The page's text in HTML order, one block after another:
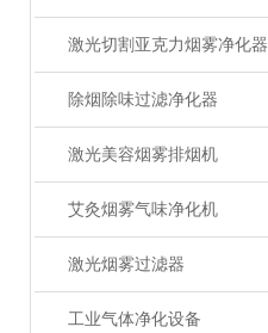
激光切割亚克力烟雾净化器
除烟除味过滤净化器
激光美容烟雾排烟机
艾灸烟雾气味净化机
激光烟雾过滤器
工业气体净化设备